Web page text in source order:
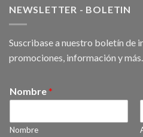
NEWSLETTER - BOLETIN
Suscribase a nuestro boletín de
promociones, información y más.
Nombre *
Nombre